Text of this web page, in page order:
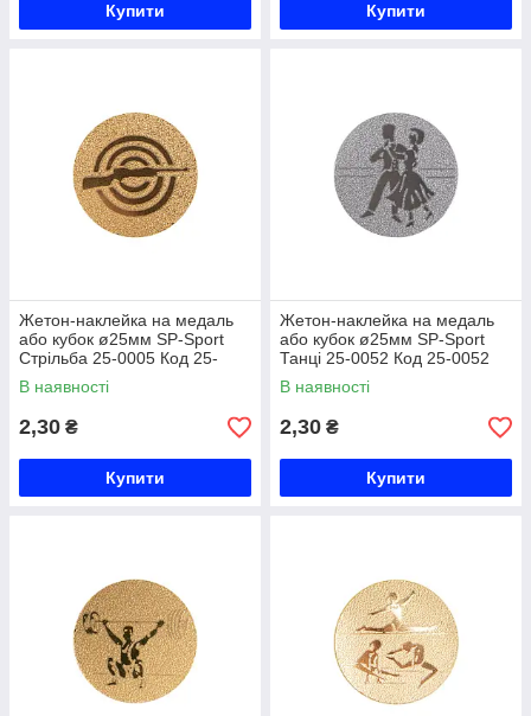
Купити Купити
Жетон-наклейка на медаль
або кубок ø25мм SP-Sport
Стрільба 25-0005 Код 25-
0005
В наявності
2,30 ₴
Купити
Жетон-наклейка на медаль
або кубок ø25мм SP-Sport
Танці 25-0052 Код 25-0052
В наявності
2,30 ₴
Купити